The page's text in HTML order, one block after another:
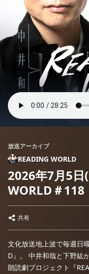
放送アーカイブ
READING WORLD
2026年7月5日
WORLD＃118
共有
文化放送地上波で毎週日
D』。 中井和哉と​​下野紘
朗読劇プロジェクト『